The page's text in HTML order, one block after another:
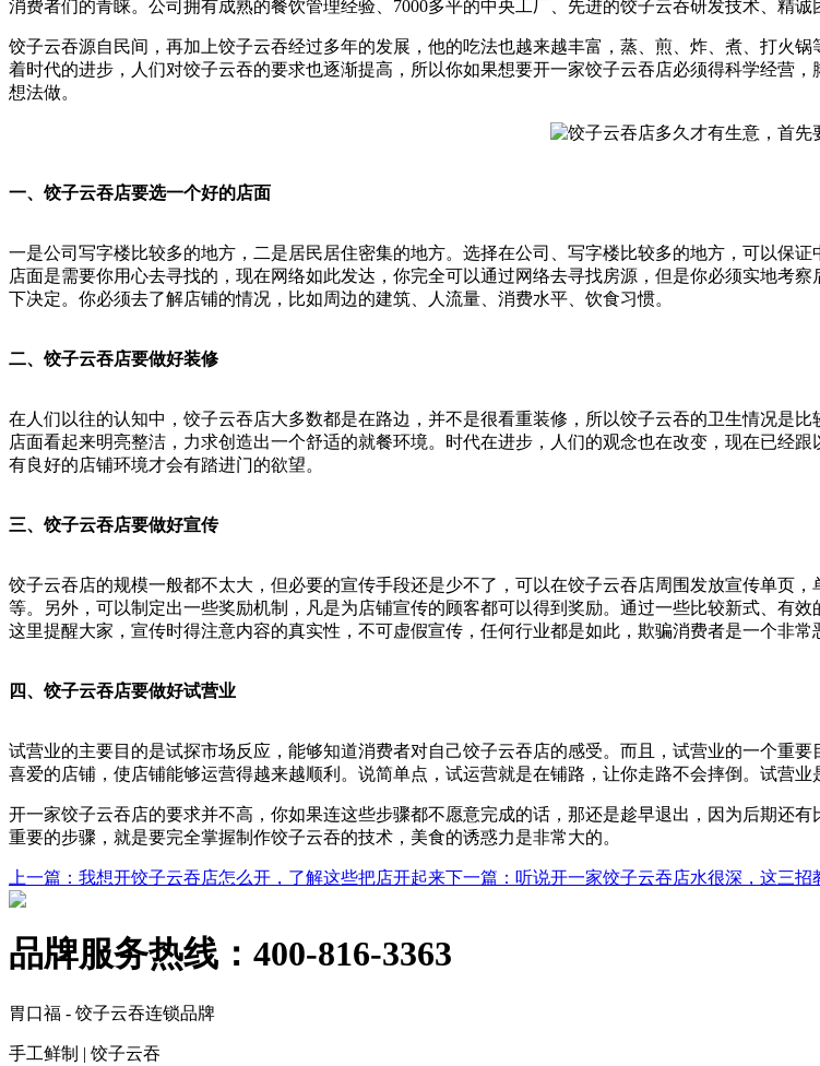
消费者们的青睐。公司拥有成熟的餐饮管理经验、7000多平的中央工厂、先进的饺子云吞研发技术、精
饺子云吞源自民间，再加上饺子云吞经过多年的发展，他的吃法也越来越丰富，蒸、煎、炸、煮、打火
着时代的进步，人们对饺子云吞的要求也逐渐提高，所以你如果想要开一家饺子云吞店必须得科学经营
想法做。
一、饺子云吞店要选一个好的店面
一是公司写字楼比较多的地方，二是居民居住密集的地方。选择在公司、写字楼比较多的地方，可以保
店面是需要你用心去寻找的，现在网络如此发达，你完全可以通过网络去寻找房源，但是你必须实地考
下决定。你必须去了解店铺的情况，比如周边的建筑、人流量、消费水平、饮食习惯。
二、饺子云吞店要做好装修
在人们以往的认知中，饺子云吞店大多数都是在路边，并不是很看重装修，所以饺子云吞的卫生情况是
店面看起来明亮整洁，力求创造出一个舒适的就餐环境。时代在进步，人们的观念也在改变，现在已经
有良好的店铺环境才会有踏进门的欲望。
三、饺子云吞店要做好宣传
饺子云吞店的规模一般都不太大，但必要的宣传手段还是少不了，可以在饺子云吞店周围发放宣传单页
等。另外，可以制定出一些奖励机制，凡是为店铺宣传的顾客都可以得到奖励。通过一些比较新式、有
这里提醒大家，宣传时得注意内容的真实性，不可虚假宣传，任何行业都是如此，欺骗消费者是一个非常
四、饺子云吞店要做好试营业
试营业的主要目的是试探市场反应，能够知道消费者对自己饺子云吞店的感受。而且，试营业的一个重
喜爱的店铺，使店铺能够运营得越来越顺利。说简单点，试运营就是在铺路，让你走路不会摔倒。试营
开一家饺子云吞店的要求并不高，你如果连这些步骤都不愿意完成的话，那还是趁早退出，因为后期还
重要的步骤，就是要完全掌握制作饺子云吞的技术，美食的诱惑力是非常大的。
上一篇 ：我想开饺子云吞店怎么开，了解这些把店开起来下一篇 ：听说开一家饺子云吞店水很深，这三招
品牌服务热线： 400-816-3363
胃口福 - 饺子云吞连锁品牌
手工鲜制 | 饺子云吞